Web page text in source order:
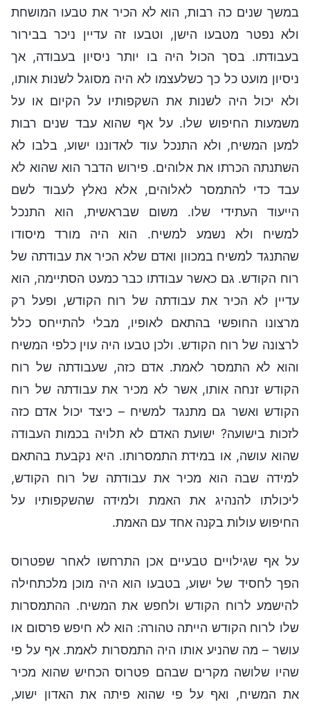
במשך שנים כה רבות, הוא לא הכיר את טבעו המושחת
ולא נפטר מטבעו הישן, וטבעו זה עדיין ניכר בבירור
בעבודתו. בסך הכול היה בו יותר ניסיון בעבודה, אך
ניסיון מועט כל כך כשלעצמו לא היה מסוגל לשנות אותו,
ולא יכול היה לשנות את השקפותיו על הקיום או על
משמעות החיפוש שלו. על אף שהוא עבד שנים רבות
למען המשיח, ולא התנכל עוד לאדוננו ישוע, בלבו לא
השתנתה הכרתו את אלוהים. פירוש הדבר הוא שהוא לא
עבד כדי להתמסר לאלוהים, אלא נאלץ לעבוד לשם
הייעוד העתידי שלו. משום שבראשית, הוא התנכל
למשיח ולא נשמע למשיח. הוא היה מורד מיסודו
שהתנגד למשיח במכוון ואדם שלא הכיר את עבודתה של
רוח הקודש. גם כאשר עבודתו כבר כמעט הסתיימה, הוא
עדיין לא הכיר את עבודתה של רוח הקודש, ופעל רק
מרצונו החופשי בהתאם לאופיו, מבלי להתייחס כלל
לרצונה של רוח הקודש. ולכן טבעו היה עוין כלפי המשיח
והוא לא התמסר לאמת. אדם כזה, שעבודתה של רוח
הקודש זנחה אותו, אשר לא מכיר את עבודתה של רוח
הקודש ואשר גם מתנגד למשיח – כיצד יכול אדם כזה
לזכות בישועה? ישועת האדם לא תלויה בכמות העבודה
שהוא עושה, או במידת התמסרותו. היא נקבעת בהתאם
למידה שבה הוא מכיר את עבודתה של רוח הקודש,
ליכולתו להנהיג את האמת ולמידה שהשקפותיו על
החיפוש עולות בקנה אחד עם האמת.
על אף שגילויים טבעיים אכן התרחשו לאחר שפטרוס
הפך לחסיד של ישוע, בטבעו הוא היה מוכן מלכתחילה
להישמע לרוח הקודש ולחפש את המשיח. ההתמסרות
שלו לרוח הקודש הייתה טהורה: הוא לא חיפש פרסום או
עושר – מה שהניע אותו היה התמסרות לאמת. אף על פי
שהיו שלושה מקרים שבהם פטרוס הכחיש שהוא מכיר
את המשיח, ואף על פי שהוא פיתה את האדון ישוע,